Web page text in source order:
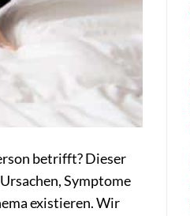
betrifft? Dieser
Symptome
existieren. Wir